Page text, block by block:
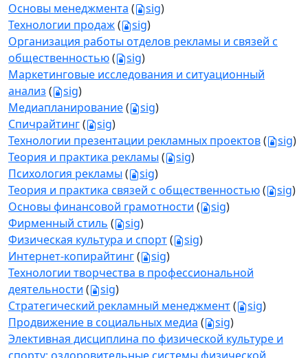
Основы менеджмента ( sig)
Технологии продаж( sig)
Организация работы отделов рекламы и связей с
общественностью( sig)
Маркетинговые исследования и ситуационный
анализ ( sig)
Медиапланирование( sig)
Спичрайтинг( sig)
Технологии презентации рекламных проектов( sig)
Теория и практика рекламы ( sig)
Психология рекламы ( sig)
Теория и практика связей с общественностью( sig)
Основы финансовой грамотности ( sig)
Фирменный стиль ( sig)
Физическая культура и спорт( sig)
Интернет-копирайтинг( sig)
Технологии творчества в профессиональной
деятельности ( sig)
Стратегический рекламный менеджмент( sig)
Продвижение в социальных медиа ( sig)
Элективная дисциплина по физической культуре и